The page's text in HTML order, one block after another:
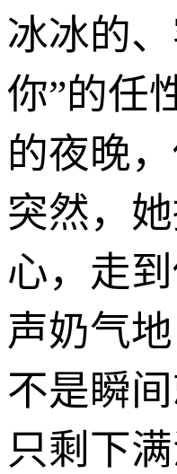
冰冰的
你”的任
的夜晚
突然，
心，走
声奶气
不是瞬
只剩下